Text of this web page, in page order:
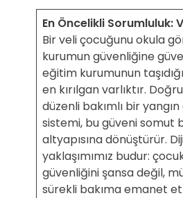
En Öncelikli Sorumluluk:
Bir veli çocuğunu okula
kurumun güvenliğine
eğitim kurumunun
en kırılgan varlıktır.
düzenli bakımlı bir
sistemi, bu güveni somut
altyapısına dönüştürür.
yaklaşımımız budur:
güvenliğini şansa değil,
sürekli bakıma emanet